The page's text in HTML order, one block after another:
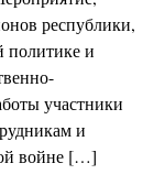
республики,
политике и
участники
и
войне […]